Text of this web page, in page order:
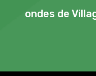
ondes de